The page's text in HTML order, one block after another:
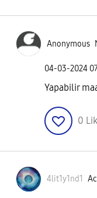
Anonymous
‎04-03-2024
Yapabilir
0
4lit1y1nd1